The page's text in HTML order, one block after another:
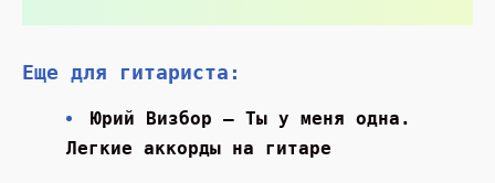
Еще для гитариста:
Юрий Визбор — Ты у меня одна.
Легкие аккорды на гитаре